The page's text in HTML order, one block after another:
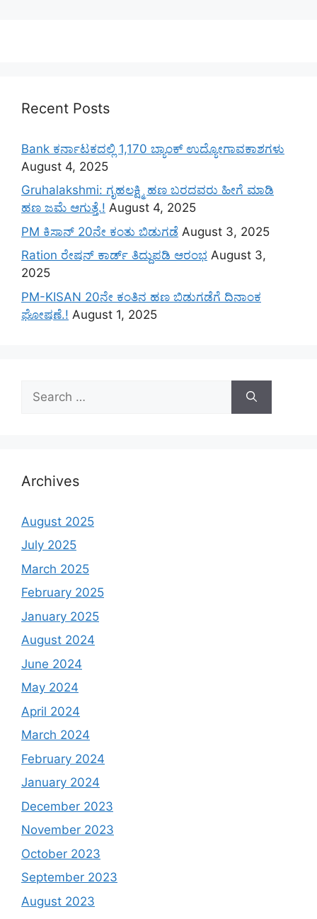
Recent Posts
Bank ಕರ್ನಾಟಕದಲ್ಲಿ 1,170 ಬ್ಯಾಂಕ್ ಉದ್ಯೋಗಾವಕಾಶಗಳು
August 4, 2025
Gruhalakshmi: ಗೃಹಲಕ್ಷ್ಮಿ ಹಣ ಬರದವರು ಹೀಗೆ ಮಾಡಿ
ಹಣ ಜಮೆ‌ ಆಗುತ್ತೆ.! August 4, 2025
PM ಕಿಸಾನ್ 20ನೇ ಕಂತು ಬಿಡುಗಡೆ August 3, 2025
Ration ರೇಷನ್ ಕಾರ್ಡ್ ತಿದ್ದುಪಡಿ ಆರಂಭ August 3,
2025
PM-KISAN 20ನೇ ಕಂತಿನ ಹಣ ಬಿಡುಗಡೆಗೆ ದಿನಾಂಕ
ಘೋಷಣೆ.! August 1, 2025
for:
Archives
August 2025
July 2025
March 2025
February 2025
January 2025
August 2024
June 2024
May 2024
April 2024
March 2024
February 2024
January 2024
December 2023
November 2023
October 2023
September 2023
August 2023